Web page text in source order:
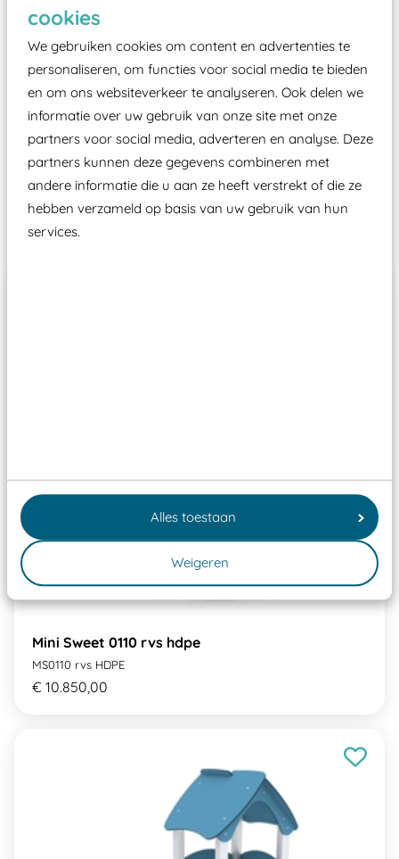
cookies
We gebruiken cookies om content en advertenties te
personaliseren, om functies voor social media te bieden
en om ons websiteverkeer te analyseren. Ook delen we
informatie over uw gebruik van onze site met onze
partners voor social media, adverteren en analyse. Deze
partners kunnen deze gegevens combineren met
andere informatie die u aan ze heeft verstrekt of die ze
hebben verzameld op basis van uw gebruik van hun
services.
Alles toestaan
Weigeren
moet zijn van een typekeuring, -plaatje en
certificering, uitgegeven door een Nederlands
aangewezen keuringsinstantie?
Wij ook speeltoestellen kunnen laten keuren zodat
ze toch binnen het Warenwetbesluit Attractie- en
Speeltoestellen vallen?
Past er goed bij
Mini Sweet 0110 rvs hdpe
MS0110 rvs HDPE
€ 10.850,00